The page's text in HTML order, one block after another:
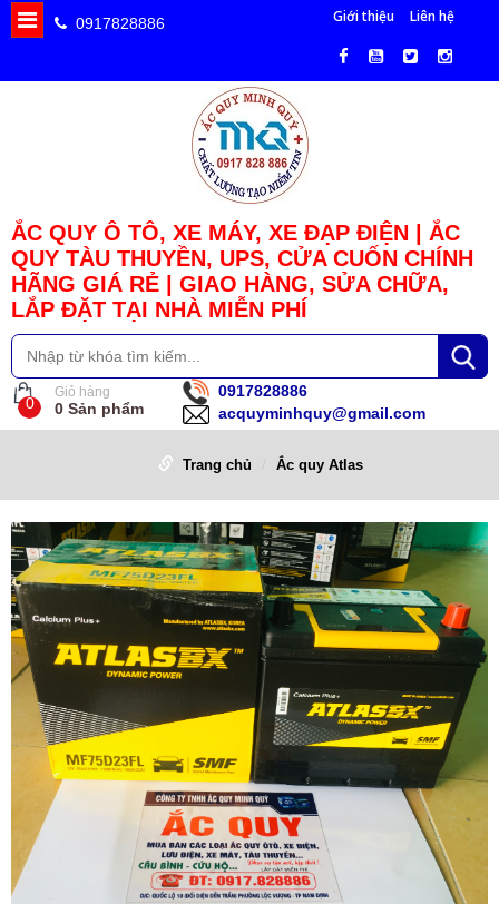
0917828886 Giới thiệu Liên hệ
ẮC QUY Ô TÔ, XE MÁY, XE ĐẠP ĐIỆN | ẮC
QUY TÀU THUYỀN, UPS, CỬA CUỐN CHÍNH
HÃNG GIÁ RẺ | GIAO HÀNG, SỬA CHỮA,
LẮP ĐẶT TẠI NHÀ MIỄN PHÍ
0
Giỏ hàng
0 Sản phẩm
0917828886
acquyminhquy@gmail.com
Trang chủ Ắc quy Atlas